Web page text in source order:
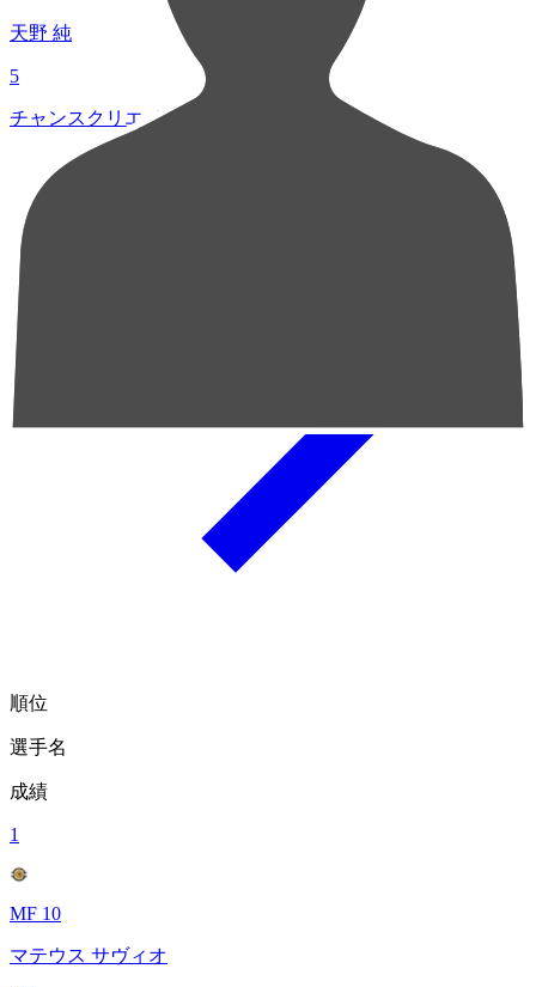
天野 純
5
チャンスクリエイト総数
順位
選手名
成績
1
MF 10
マテウス サヴィオ